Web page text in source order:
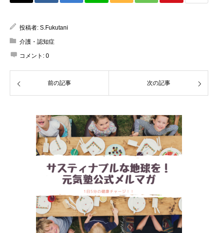
投稿者: S.Fukutani
介護・認知症
コメント: 0
前の記事 次の記事